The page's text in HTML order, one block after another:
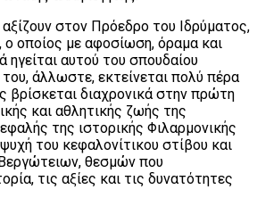
στον Πρόεδρο του Ιδρύματος,
ο οποίος με αφοσίωση, όραμα και
αυτού του σπουδαίου
άλλωστε, εκτείνεται πολύ πέρα
βρίσκεται διαχρονικά στην πρώτη
και αθλητικής ζωής της
της ιστορικής Φιλαρμονικής
του κεφαλονίτικου στίβου και
θεσμών που
τις αξίες και τις δυνατότητες